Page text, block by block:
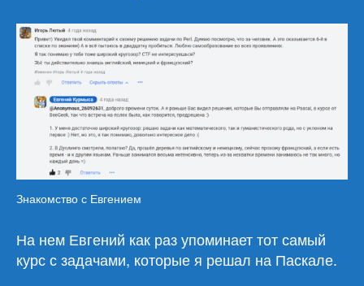
Знакомство с Евгением
На нем Евгений как раз упоминает тот самый
курс с задачами, которые я решал на Паскале.